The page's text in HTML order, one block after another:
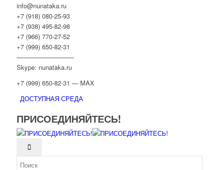
info@nunataka.ru
+7 (918) 080-25-93
+7 (938) 495-82-98
+7 (966) 770-27-52
+7 (999) 650-82-31
—————————
Skype: nunataka.ru
+7 (999) 650-82-31 — MAX
ДОСТУПНАЯ СРЕДА
ПРИСОЕДИНЯЙТЕСЬ!